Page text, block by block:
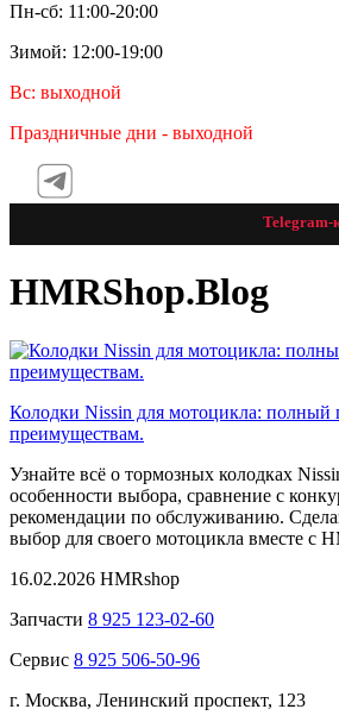
Пн-сб: 11:00-20:00
Зимой: 12:00-19:00
Вс: выходной
Праздничные дни - выходной
Telegram-
HMRShop.Blog
Колодки Nissin для мотоцикла: полный
преимуществам.
Узнайте всё о тормозных колодках
особенности выбора, сравнение с
рекомендации по обслуживанию.
выбор для своего мотоцикла вместе с
16.02.2026 HMRshop
Запчасти 8 925 123-02-60
Сервис 8 925 506-50-96
г. Москва, Ленинский проспект, 123